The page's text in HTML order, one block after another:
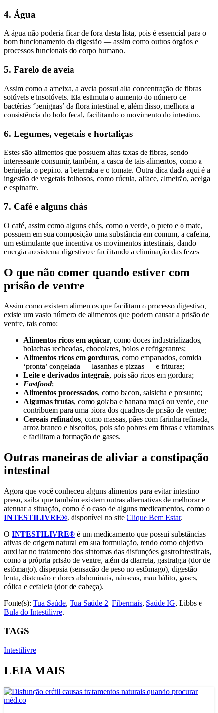
4. Água
A água não poderia ficar de fora desta lista, pois é essencial para o
bom funcionamento da digestão — assim como outros órgãos e
processos funcionais do corpo humano.
5. Farelo de aveia
Assim como a ameixa, a aveia possui alta concentração de fibras
solúveis e insolúveis. Ela estimula o aumento do número de
bactérias ‘benignas’ da flora intestinal e, além disso, melhora a
consistência do bolo fecal, facilitando o movimento do intestino.
6. Legumes, vegetais e hortaliças
Estes são alimentos que possuem altas taxas de fibras, sendo
interessante consumir, também, a casca de tais alimentos, como a
berinjela, o pepino, a beterraba e o tomate. Outra dica dada aqui é a
ingestão de vegetais folhosos, como rúcula, alface, almeirão, acelga
e espinafre.
7. Café e alguns chás
O café, assim como alguns chás, como o verde, o preto e o mate,
possuem em sua composição uma substância em comum, a cafeína,
um estimulante que incentiva os movimentos intestinais, dando
energia ao sistema digestivo e facilitando a eliminação das fezes.
O que não comer quando estiver com
prisão de ventre
Assim como existem alimentos que facilitam o processo digestivo,
existe um vasto número de alimentos que podem causar a prisão de
ventre, tais como:
Alimentos ricos em açúcar, como doces industrializados,
bolachas recheadas, chocolates, bolos e refrigerantes;
Alimentos ricos em gorduras, como empanados, comida
‘pronta’ congelada — lasanhas e pizzas — e frituras;
Leite e derivados integrais, pois são ricos em gordura;
Fastfood;
Alimentos processados, como bacon, salsicha e presunto;
Algumas frutas, como goiaba e banana maçã ou verde, que
contribuem para uma piora dos quadros de prisão de ventre;
Cereais refinados, como massas, pães com farinha refinada,
arroz branco e biscoitos, pois são pobres em fibras e vitaminas
e facilitam a formação de gases.
Outras maneiras de aliviar a constipação
intestinal
Agora que você conheceu alguns alimentos para evitar intestino
preso, saiba que também existem outras alternativas de melhorar e
atenuar a situação, como é o caso de alguns medicamentos, como o
INTESTILIVRE®, disponível no site Clique Bem Estar.
O INTESTILIVRE® é um medicamento que possui substâncias
ativas de origem natural em sua formulação, tendo como objetivo
auxiliar no tratamento dos sintomas das disfunções gastrointestinais,
como a própria prisão de ventre, além da diarreia, gastralgia (dor de
estômago), dispepsia (sensação de peso no estômago), digestão
lenta, distensão e dores abdominais, náuseas, mau hálito, gases,
cólica e cefaleia (dor de cabeça).
Fonte(s): Tua Saúde, Tua Saúde 2, Fibermais, Saúde IG, Libbs e
Bula do Intestilivre.
TAGS
Intestilivre
LEIA MAIS